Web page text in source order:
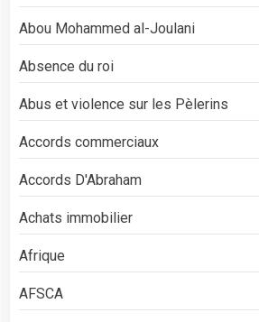
Abou Mohammed al-Joulani
Absence du roi
Abus et violence sur les Pèlerins
Accords commerciaux
Accords D'Abraham
Achats immobilier
Afrique
AFSCA